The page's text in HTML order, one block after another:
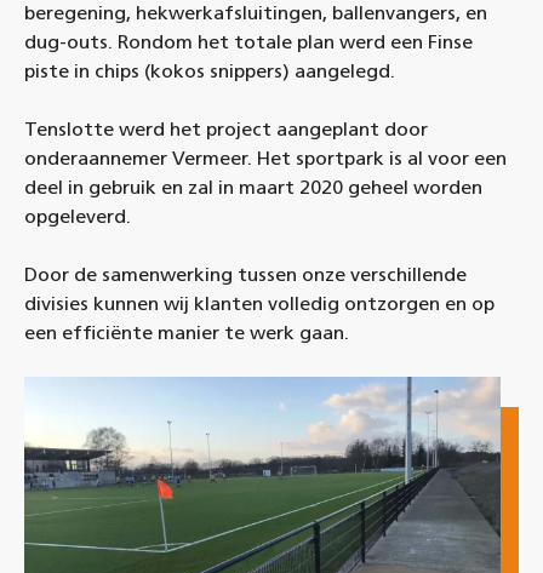
beregening, hekwerkafsluitingen, ballenvangers, en
dug-outs. Rondom het totale plan werd een Finse
piste in chips (kokos snippers) aangelegd.
Tenslotte werd het project aangeplant door
onderaannemer Vermeer. Het sportpark is al voor een
deel in gebruik en zal in maart 2020 geheel worden
opgeleverd.
Door de samenwerking tussen onze verschillende
divisies kunnen wij klanten volledig ontzorgen en op
een efficiënte manier te werk gaan.